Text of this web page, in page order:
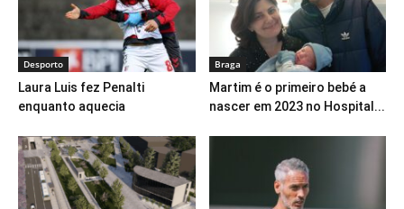
Desporto
Laura Luis fez Penalti
enquanto aquecia
Braga
Martim é o primeiro bebé a
nascer em 2023 no Hospital...